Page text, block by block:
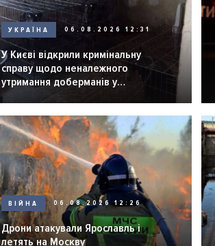
УКРАЇНА 06.08.2026 12:31
У Києві відкрили кримінальну
справу щодо неналежного
утримання доберманів у
розпліднику
ВІЙНА 06.08.2026 12:26
Дрони атакували Ярославль і
летять на Москву